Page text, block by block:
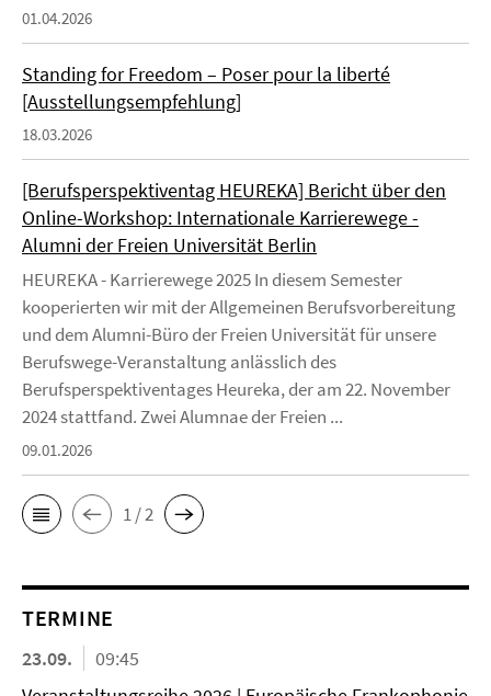
01.04.2026
Standing for Freedom – Poser pour la liberté
[Ausstellungsempfehlung]
18.03.2026
[Berufsperspektiventag HEUREKA] Bericht über den
Online-Workshop: Internationale Karrierewege -
Alumni der Freien Universität Berlin
HEUREKA - Karrierewege 2025 In diesem Semester
kooperierten wir mit der Allgemeinen Berufsvorbereitung
und dem Alumni-Büro der Freien Universität für unsere
Berufswege-Veranstaltung anlässlich des
Berufsperspektiventages Heureka, der am 22. November
2024 stattfand. Zwei Alumnae der Freien ...
09.01.2026
1 / 2
TERMINE
23.09.
09:45